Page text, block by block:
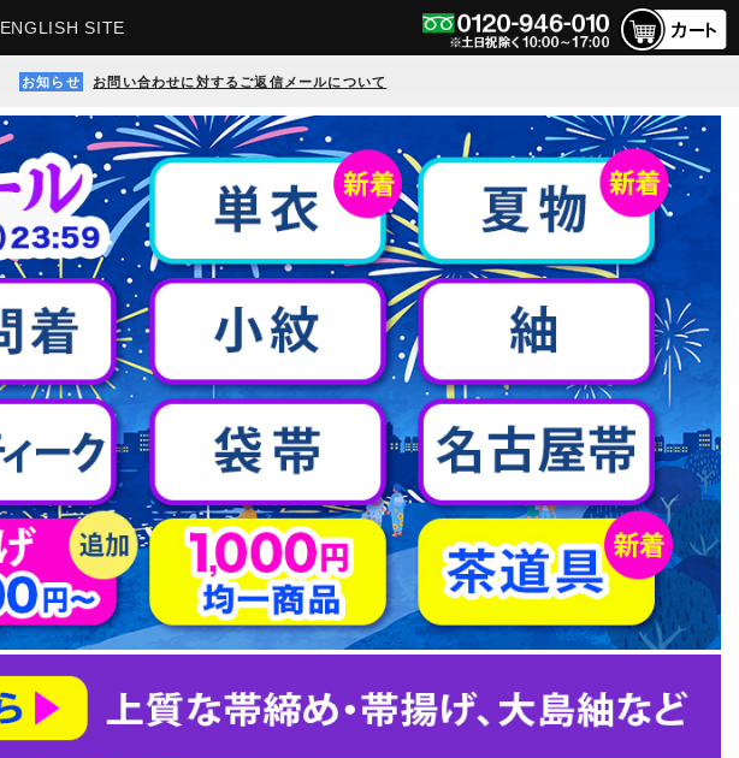
ENGLISH SITE
お知らせ お問い合わせに対するご返信メールについて